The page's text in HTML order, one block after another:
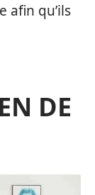
afin qu’ils
DE